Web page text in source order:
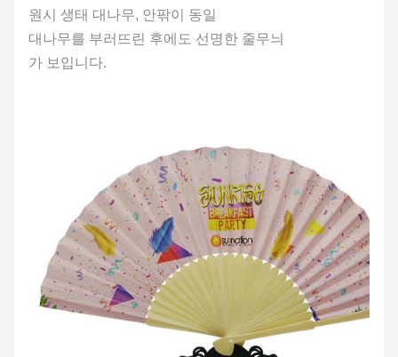
원시 생태 대나무, 안팎이 동일
대나무를 부러뜨린 후에도 선명한 줄무늬
가 보입니다.